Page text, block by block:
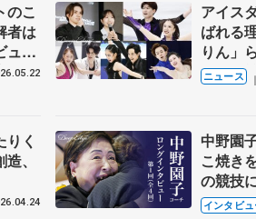
のこ
者は
ュー
人、
アイス
ばれる
りん」
国内の
ニュース
く
、
中野園
こ焼き
の競技
織の筋
インタビ